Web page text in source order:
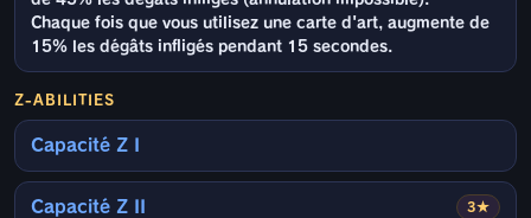
Chaque fois que vous utilisez une carte d'art, augmente de
15% les dégâts infligés pendant 15 secondes.
Z-ABILITIES
Capacité Z I
3★
Capacité Z II